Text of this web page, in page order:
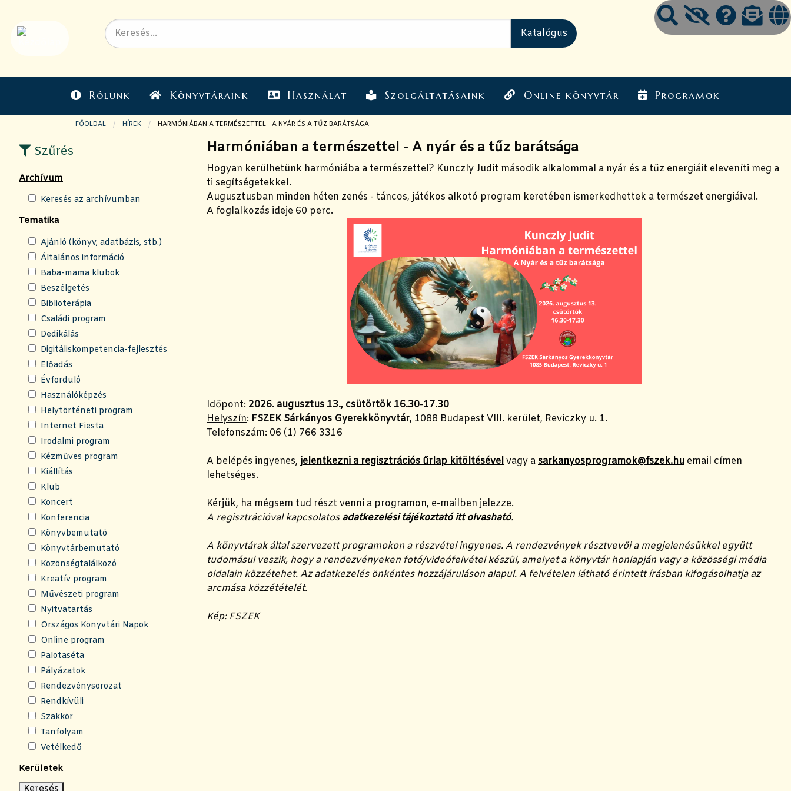
Rólunk Könyvtáraink Használat Szolgáltatásaink Online könyvtár Programok
FŐOLDAL HÍREK JELENLEGI OLDAL:
HARMÓNIÁBAN A TERMÉSZETTEL - A NYÁR ÉS A TŰZ BARÁTSÁGA
Szűrés
Archívum
Keresés az archívumban
Tematika
Ajánló (könyv, adatbázis, stb.)
Általános információ
Baba-mama klubok
Beszélgetés
Biblioterápia
Családi program
Dedikálás
Digitáliskompetencia-fejlesztés
Előadás
Évforduló
Használóképzés
Helytörténeti program
Internet Fiesta
Irodalmi program
Kézműves program
Kiállítás
Klub
Koncert
Konferencia
Könyvbemutató
Könyvtárbemutató
Közönségtalálkozó
Kreatív program
Művészeti program
Nyitvatartás
Országos Könyvtári Napok
Online program
Palotaséta
Pályázatok
Rendezvénysorozat
Rendkívüli
Szakkör
Tanfolyam
Vetélkedő
Kerületek
Harmóniában a természettel - A nyár és a tűz barátsága
Hogyan kerülhetünk harmóniába a természettel? Kunczly Judit második alkalommal a nyár és a tűz energiáit eleveníti meg a
ti segítségetekkel.
Augusztusban minden héten zenés - táncos, játékos alkotó program keretében ismerkedhettek a természet energiáival.
A foglalkozás ideje 60 perc.
Időpont: 2026. augusztus 13., csütörtök 16.30-17.30
Helyszín: FSZEK Sárkányos Gyerekkönyvtár, 1088 Budapest VIII. kerület, Reviczky u. 1.
Telefonszám: 06 (1) 766 3316
A belépés ingyenes, jelentkezni a regisztrációs űrlap kitöltésévelvagy a sarkanyosprogramok@fszek.hu email címen
lehetséges.
Kérjük, ha mégsem tud részt venni a programon, e-mailben jelezze.
A regisztrációval kapcsolatosadatkezelési tájékoztató itt olvasható.
A könyvtárak által szervezett programokon a részvétel ingyenes. A rendezvények résztvevői a megjelenésükkel együtt
tudomásul veszik, hogy a rendezvényeken fotó/videófelvétel készül, amelyet a könyvtár honlapján vagy a közösségi média
oldalain közzétehet. Az adatkezelés önkéntes hozzájáruláson alapul. A felvételen látható érintett írásban kifogásolhatja az
arcmása közzétételét.
Kép: FSZEK